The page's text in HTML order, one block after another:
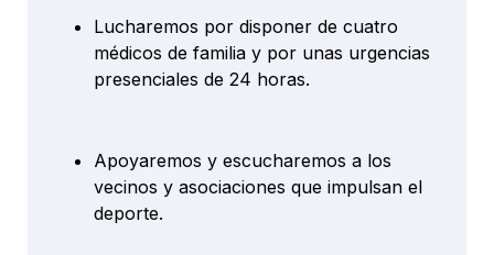
Lucharemos por disponer de cuatro
médicos de familia y por unas urgencias
presenciales de 24 horas.
Apoyaremos y escucharemos a los
vecinos y asociaciones que impulsan el
deporte.